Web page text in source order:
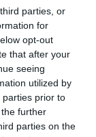
parties, or
for
opt-out
that after your
seeing
utilized by
parties prior to
further
parties on the
Alassane
lyrique pour
l’égard de la